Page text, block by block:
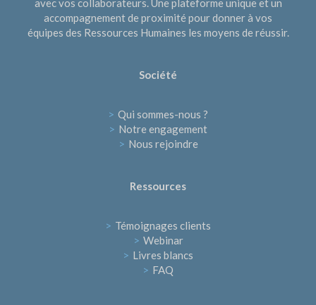
avec vos collaborateurs. Une plateforme unique et un
accompagnement de proximité pour donner à vos
équipes des Ressources Humaines les moyens de réussir.
Société
> Qui sommes-nous ?
> Notre engagement
> Nous rejoindre
Ressources
> Témoignages clients
> Webinar
> Livres blancs
> FAQ